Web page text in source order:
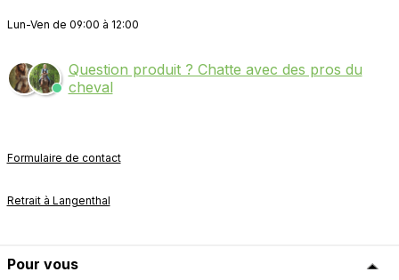
Lun-Ven de 09:00 à 12:00
Question produit ? Chatte avec des pros du
cheval
Formulaire de contact
Retrait à Langenthal
Pour vous